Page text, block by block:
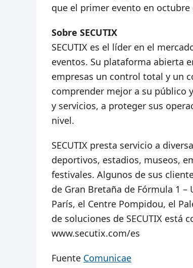
que el primer evento en octubre
Sobre SECUTIX
SECUTIX es el líder en el
eventos. Su plataforma abierta
empresas un control total y un
comprender mejor a su público
y servicios, a proteger sus
nivel.
SECUTIX presta servicio a
deportivos, estadios, museos,
festivales. Algunos de sus
de Gran Bretaña de Fórmula 1 –
París, el Centre Pompidou, el
de soluciones de SECUTIX está
www.secutix.com/es
Fuente Comunicae